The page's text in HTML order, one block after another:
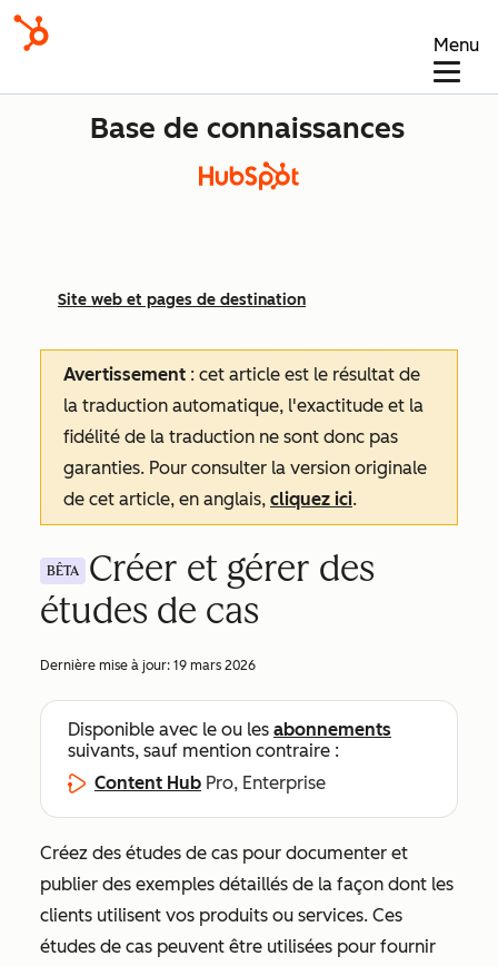
Menu
Base de connaissances
Site web et pages de destination
Avertissement : cet article est le résultat de
la traduction automatique, l'exactitude et la
fidélité de la traduction ne sont donc pas
garanties. Pour consulter la version originale
de cet article, en anglais, cliquez ici.
BÊTA
Créer et gérer des
études de cas
Dernière mise à jour: 19 mars 2026
Disponible avec le ou les abonnements
suivants, sauf mention contraire :
Content Hub Pro, Enterprise
Créez des études de cas pour documenter et
publier des exemples détaillés de la façon dont les
clients utilisent vos produits ou services. Ces
études de cas peuvent être utilisées pour fournir